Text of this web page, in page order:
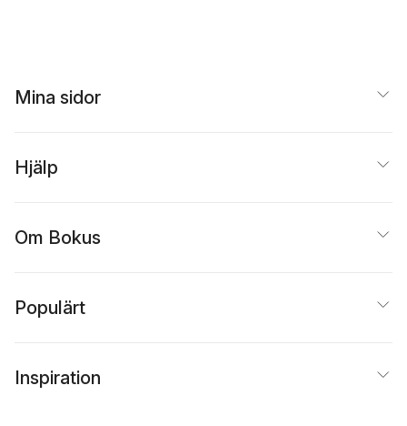
Mina sidor
Hjälp
Om Bokus
Populärt
Inspiration